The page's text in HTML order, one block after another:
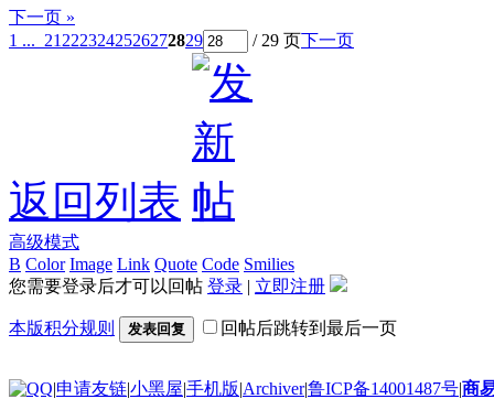
下一页 »
1 ... 21 2223242526272829 / 29 页下一页
返回列表
高级模式
B Color Image Link Quote Code Smilies
您需要登录后才可以回帖 登录 | 立即注册
本版积分规则 发表回复 回帖后跳转到最后一页
|申请友链|小黑屋|手机版|Archiver|鲁ICP备14001487号|商